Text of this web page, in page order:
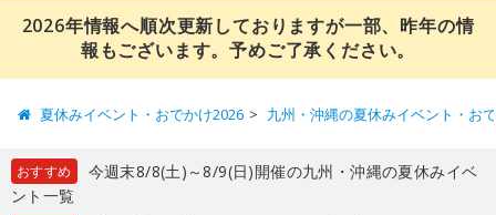
2026年情報へ順次更新しておりますが一部、昨年の情
報もございます。予めご了承ください。
夏休みイベント・おでかけ2026 九州・沖縄の夏休みイベント・お
おすすめ
今週末8/8(土)～8/9(日)開催の九州・沖縄の夏休みイベ
ント一覧